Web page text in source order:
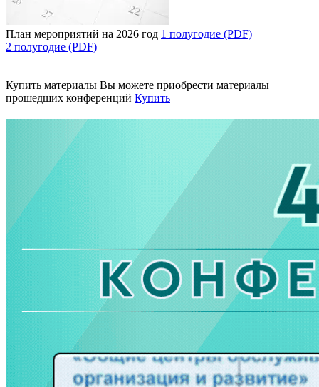
План мероприятий на 2026 год 1 полугодие (PDF)
2 полугодие (PDF)
Купить материалы Вы можете приобрести материалы
прошедших конференций Купить